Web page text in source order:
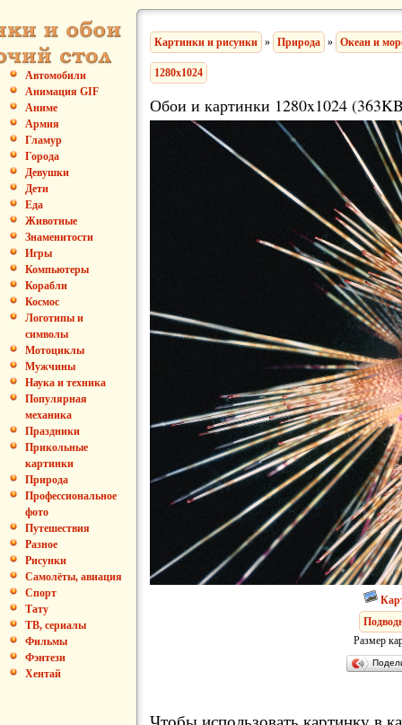
Автомобили
Анимация GIF
Аниме
Армия
Гламур
Города
Девушки
Дети
Еда
Животные
Знаменитости
Игры
Компьютеры
Корабли
Космос
Логотипы и
символы
Мотоциклы
Мужчины
Наука и техника
Популярная
механика
Праздники
Прикольные
картинки
Природа
Профессиональное
фото
Путешествия
Разное
Рисунки
Самолёты, авиация
Спорт
Тату
ТВ, сериалы
Фильмы
Фэнтези
Хентай
Картинки и рисунки » Природа » Океан и
1280x1024
Обои и картинки 1280x1024
Размер